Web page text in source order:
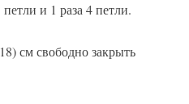
и 1 раза 4 петли.
см свободно закрыть